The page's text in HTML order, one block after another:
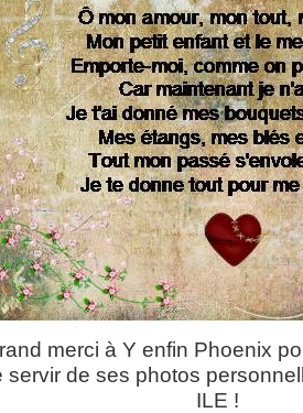
merci à Y enfin Phoenix
servir de ses photos
ILE !